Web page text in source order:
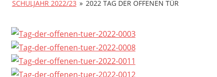
SCHULJAHR 2022/23 » 2022 TAG DER OFFENEN TÜR